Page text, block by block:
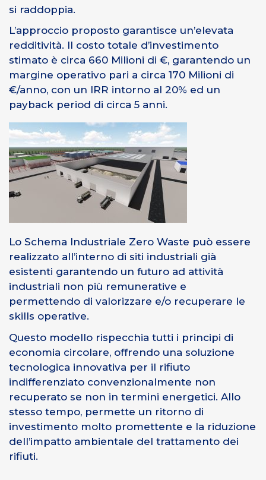
si raddoppia.
L’approccio proposto garantisce un’elevata
redditività. Il costo totale d’investimento
stimato è circa 660 Milioni di €, garantendo un
margine operativo pari a circa 170 Milioni di
€/anno, con un IRR intorno al 20% ed un
payback period di circa 5 anni.
Lo Schema Industriale Zero Waste può essere
realizzato all’interno di siti industriali già
esistenti garantendo un futuro ad attività
industriali non più remunerative e
permettendo di valorizzare e/o recuperare le
skills operative.
Questo modello rispecchia tutti i principi di
economia circolare, offrendo una soluzione
tecnologica innovativa per il rifiuto
indifferenziato convenzionalmente non
recuperato se non in termini energetici. Allo
stesso tempo, permette un ritorno di
investimento molto promettente e la riduzione
dell’impatto ambientale del trattamento dei
rifiuti.